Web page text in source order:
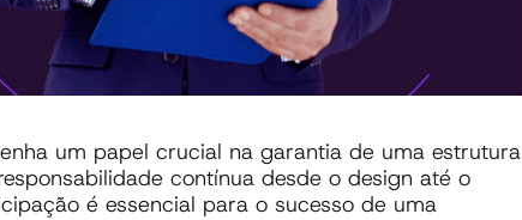
um papel crucial na garantia de uma estrutura
contínua desde o design até o
é essencial para o sucesso de uma